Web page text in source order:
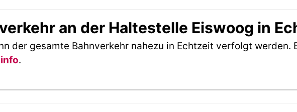
an der Haltestelle Eiswoog in
der gesamte Bahnverkehr nahezu in Echtzeit verfolgt
.